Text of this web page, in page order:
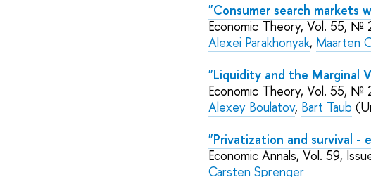
"Consumer search markets
Economic Theory, Vol. 55, №
Alexei Parakhonyak, Maarten
"Liquidity and the Marginal
Economic Theory, Vol. 55, №
Alexey Boulatov, Bart Taub
"Privatization and survival -
Economic Annals, Vol. 59,
Carsten Sprenger